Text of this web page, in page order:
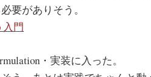
要がありそう。
入門
・実装に入った。